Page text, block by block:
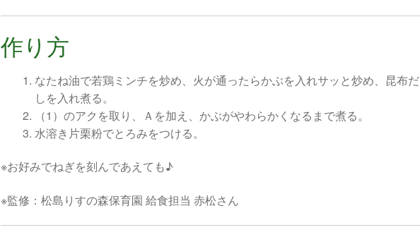
作り方
なたね油で若鶏ミンチを炒め、火が通ったらかぶを入れサッと炒め、昆布だ
しを入れ煮る。
（1）のアクを取り、Ａを加え、かぶがやわらかくなるまで煮る。
水溶き片栗粉でとろみをつける。
※お好みでねぎを刻んであえても♪
※監修：松島りすの森保育園 給食担当 赤松さん